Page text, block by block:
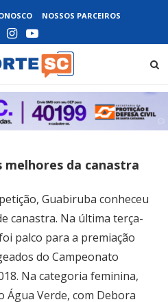
NOSSOS PARCEIROS
melhores da canastra
Guabiruba conheceu
canastra. Na última terça-
palco para a premiação
do Campeonato
Na categoria feminina,
Água Verde, com Debora